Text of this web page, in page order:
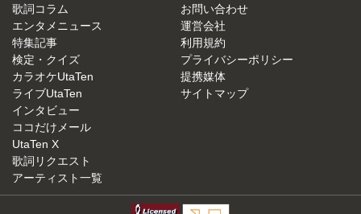
歌詞コラム
エンタメニュース
特集記事
検定・クイズ
カラオケUtaTen
ライブUtaTen
インタビュー
ココだけメール
UtaTen X
歌詞リクエスト
アーティスト一覧
お問い合わせ
運営会社
利用規約
プライバシーポリシー
提携媒体
サイトマップ